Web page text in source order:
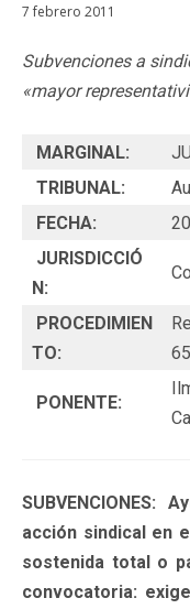
7 febrero 2011
Subvenciones a
«mayor
MARGINAL:
TRIBUNAL:
FECHA:
JURISDICCIÓ
N:
PROCEDIMIEN
TO:
PONENTE:
SUBVENCIONES:
acción sindical en
sostenida total o
convocatoria: